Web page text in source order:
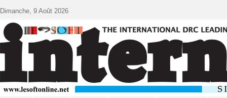
Dimanche, 9 Août 2026